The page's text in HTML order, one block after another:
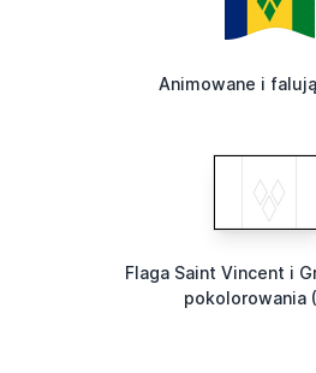
Animowane i
Flaga Saint Vincent i
pokolorowania